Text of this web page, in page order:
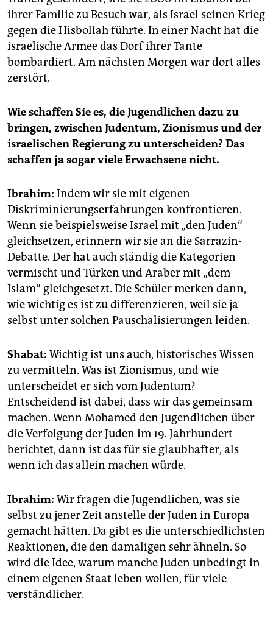
ihrer Familie zu Besuch war, als Israel seinen Krieg
gegen die Hisbollah führte. In einer Nacht hat die
israelische Armee das Dorf ihrer Tante
bombardiert. Am nächsten Morgen war dort alles
zerstört.
Wie schaffen Sie es, die Jugendlichen dazu zu
bringen, zwischen Judentum, Zionismus und der
israelischen Regierung zu unterscheiden? Das
schaffen ja sogar viele Erwachsene nicht.
Ibrahim: Indem wir sie mit eigenen
Diskriminierungserfahrungen konfrontieren.
Wenn sie beispielsweise Israel mit „den Juden“
gleichsetzen, erinnern wir sie an die Sarrazin-
Debatte. Der hat auch ständig die Kategorien
vermischt und Türken und Araber mit „dem
Islam“ gleichgesetzt. Die Schüler merken dann,
wie wichtig es ist zu differenzieren, weil sie ja
selbst unter solchen Pauschalisierungen leiden.
Shabat: Wichtig ist uns auch, historisches Wissen
zu vermitteln. Was ist Zionismus, und wie
unterscheidet er sich vom Judentum?
Entscheidend ist dabei, dass wir das gemeinsam
machen. Wenn Mohamed den Jugendlichen über
die Verfolgung der Juden im 19. Jahrhundert
berichtet, dann ist das für sie glaubhafter, als
wenn ich das allein machen würde.
Ibrahim: Wir fragen die Jugendlichen, was sie
selbst zu jener Zeit anstelle der Juden in Europa
gemacht hätten. Da gibt es die unterschiedlichsten
Reaktionen, die den damaligen sehr ähneln. So
wird die Idee, warum manche Juden unbedingt in
einem eigenen Staat leben wollen, für viele
verständlicher.